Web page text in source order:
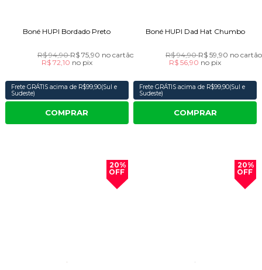
Boné HUPI Bordado Preto
R$ 94,90R$ 75,90 no cartão
R$ 72,10 no pix
Frete GRÁTIS acima de R$99,90(Sul e
Sudeste)
COMPRAR
Boné HUPI Dad Hat Chumbo
R$ 94,90R$ 59,90 no cartão
R$ 56,90 no pix
Frete GRÁTIS acima de R$99,90(Sul e
Sudeste)
COMPRAR
20%
OFF
20%
OFF